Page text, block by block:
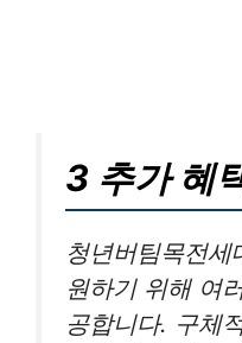
3 추가 혜
청년버팀목전
원하기 위해 여
공합니다. 구체